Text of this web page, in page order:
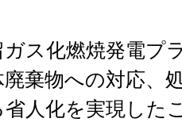
ス化燃焼発電プ
廃棄物への対応、
人化を実現した